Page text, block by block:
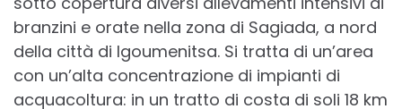
branzini e orate nella zona di Sagiada, a nord
della città di Igoumenitsa. Si tratta di un’area
con un’alta concentrazione di impianti di
acquacoltura: in un tratto di costa di soli 18 km